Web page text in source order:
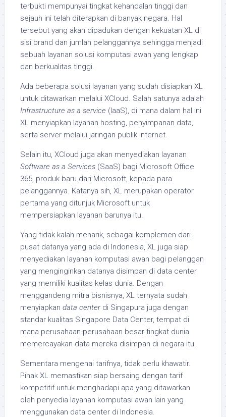
terbukti mempunyai tingkat kehandalan tinggi dan
sejauh ini telah diterapkan di banyak negara. Hal
tersebut yang akan dipadukan dengan kekuatan XL di
sisi brand dan jumlah pelanggannya sehingga menjadi
sebuah layanan solusi komputasi awan yang lengkap
dan berkualitas tinggi.
Ada beberapa solusi layanan yang sudah disiapkan XL
untuk ditawarkan melalui XCloud. Salah satunya adalah
Infrastructure as a service (IaaS), di mana dalam hal ini
XL menyiapkan layanan hosting, penyimpanan data,
serta server melalui jaringan publik internet.
Selain itu, XCloud juga akan menyediakan layanan
Software as a Services (SaaS) bagi Microsoft Office
365, produk baru dari Microsoft, kepada para
pelanggannya. Katanya sih, XL merupakan operator
pertama yang ditunjuk Microsoft untuk
mempersiapkan layanan barunya itu.
Yang tidak kalah menarik, sebagai komplemen dari
pusat datanya yang ada di Indonesia, XL juga siap
menyediakan layanan komputasi awan bagi pelanggan
yang menginginkan datanya disimpan di data center
yang memiliki kualitas kelas dunia. Dengan
menggandeng mitra bisnisnya, XL ternyata sudah
menyiapkan data centerdi Singapura juga dengan
standar kualitas Singapore Data Center, tempat di
mana perusahaan-perusahaan besar tingkat dunia
memercayakan data mereka disimpan di negara itu.
Sementara mengenai tarifnya, tidak perlu khawatir.
Pihak XL memastikan siap bersaing dengan tarif
kompetitif untuk menghadapi apa yang ditawarkan
oleh penyedia layanan komputasi awan lain yang
menggunakan data center di Indonesia.